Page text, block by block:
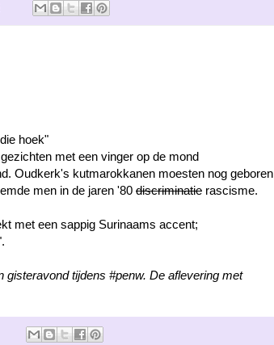
hoek"
met een vinger op de mond
Oudkerk's kutmarokkanen moesten nog geboren
men in de jaren '80 discriminatie rascisme.
met een sappig Surinaams accent;
tijdens #penw. De aflevering met